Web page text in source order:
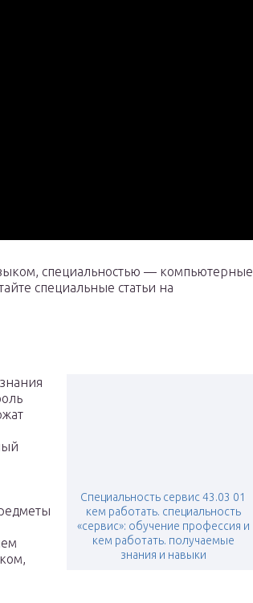
специальностью — компьютерные
специальные статьи на
Специальность сервис 43.03 01
кем работать. специальность
«сервис»: обучение профессия и
кем работать. получаемые
знания и навыки